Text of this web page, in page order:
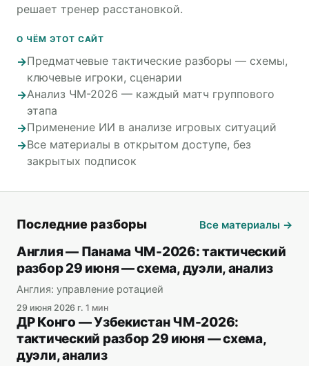
решает тренер расстановкой.
О ЧЁМ ЭТОТ САЙТ
Предматчевые тактические разборы — схемы,
ключевые игроки, сценарии
Анализ ЧМ-2026 — каждый матч группового
этапа
Применение ИИ в анализе игровых ситуаций
Все материалы в открытом доступе, без
закрытых подписок
Последние разборы Все материалы →
Англия — Панама ЧМ-2026: тактический
разбор 29 июня — схема, дуэли, анализ
Англия: управление ротацией
29 июня 2026 г. 1 мин
ДР Конго — Узбекистан ЧМ-2026:
тактический разбор 29 июня — схема,
дуэли, анализ